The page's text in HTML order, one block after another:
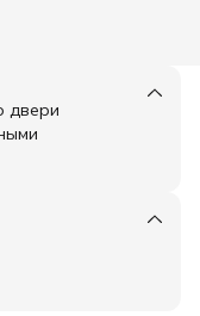
двери